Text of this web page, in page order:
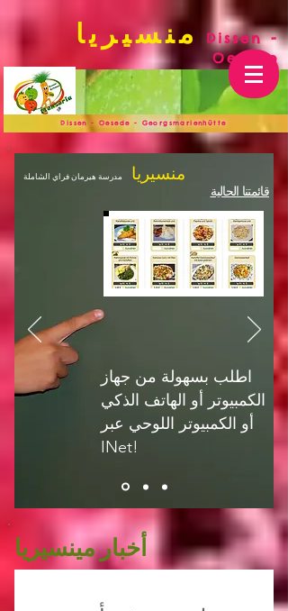
منسيريا
Dissen -
Oesede
Dissen - Oesede - Georgsmarienhütte
منسيريا مدرسة هيرمان فراي الشاملة
قائمتنا الحالية
اطلب بسهولة من جهاز
الكمبيوتر أو الهاتف الذكي
أو الكمبيوتر اللوحي عبر
INet!
أخبار مينسيريا